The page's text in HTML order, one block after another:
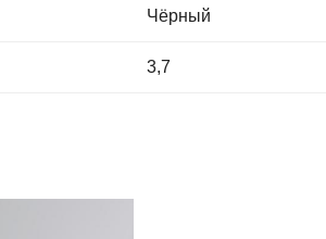
Чёрный
3,7